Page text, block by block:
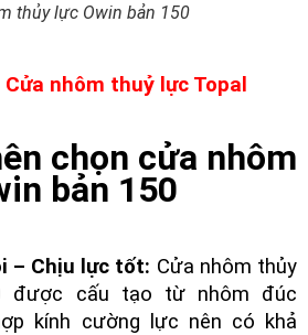
thủy lực Owin bản 150
Cửa nhôm thuỷ lực Topal
chọn cửa nhôm
bản 150
– Chịu lực tốt: Cửa nhôm thủy
được cấu tạo từ nhôm đúc
kính cường lực nên có khả